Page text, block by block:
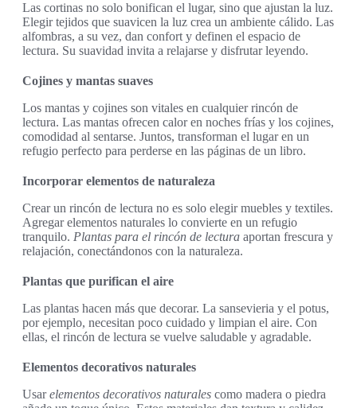
Las cortinas no solo bonifican el lugar, sino que ajustan la luz.
Elegir tejidos que suavicen la luz crea un ambiente cálido. Las
alfombras, a su vez, dan confort y definen el espacio de
lectura. Su suavidad invita a relajarse y disfrutar leyendo.
Cojines y mantas suaves
Los mantas y cojines son vitales en cualquier rincón de
lectura. Las mantas ofrecen calor en noches frías y los cojines,
comodidad al sentarse. Juntos, transforman el lugar en un
refugio perfecto para perderse en las páginas de un libro.
Incorporar elementos de naturaleza
Crear un rincón de lectura no es solo elegir muebles y textiles.
Agregar elementos naturales lo convierte en un refugio
tranquilo. Plantas para el rincón de lectura aportan frescura y
relajación, conectándonos con la naturaleza.
Plantas que purifican el aire
Las plantas hacen más que decorar. La sansevieria y el potus,
por ejemplo, necesitan poco cuidado y limpian el aire. Con
ellas, el rincón de lectura se vuelve saludable y agradable.
Elementos decorativos naturales
Usarelementos decorativos naturales como madera o piedra